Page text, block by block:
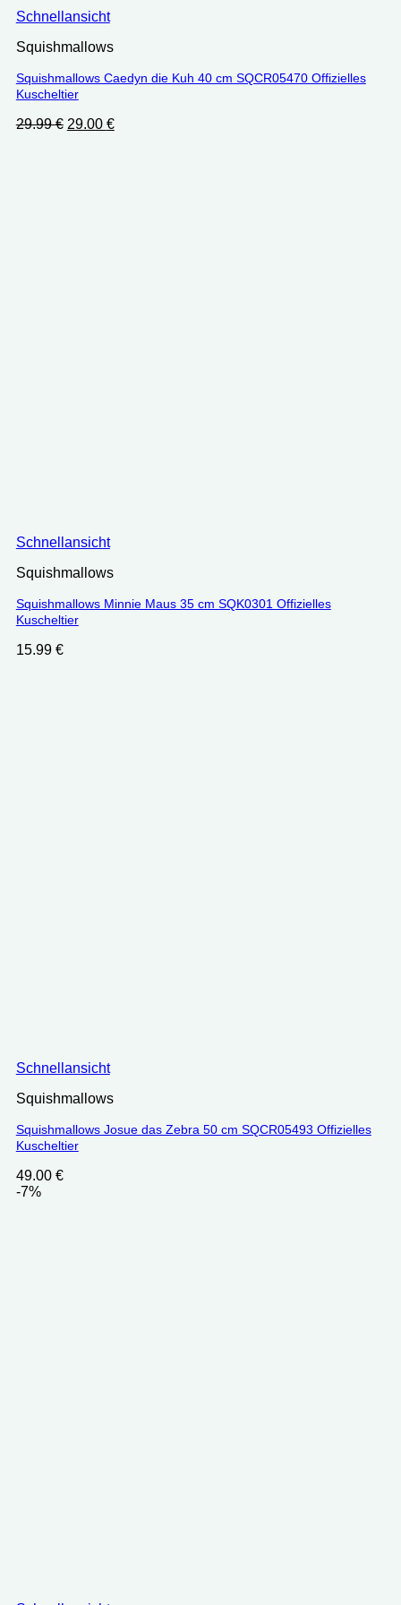
Schnellansicht
Squishmallows
Squishmallows Caedyn die Kuh 40 cm SQCR05470 Offizielles
Kuscheltier
29.99€ Ursprünglicher
29.00 €Aktueller
Schnellansicht
Squishmallows
Squishmallows Minnie Maus 35 cm SQK0301 Offizielles
Kuscheltier
15.99 €
Schnellansicht
Squishmallows
Squishmallows Josue das Zebra 50 cm SQCR05493 Offizielles
Kuscheltier
49.00 €
-7%